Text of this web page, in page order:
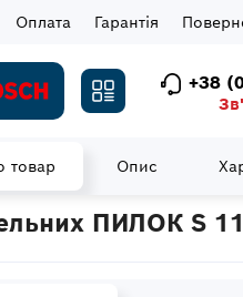
Оплата Гарантія
+38
товар Опис
Витратні матеріали Полотна
ПИЛОК S